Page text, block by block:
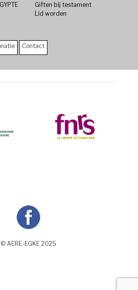
Giften bij testament
Lid worden
Contact
© AERE-EGKE 2025